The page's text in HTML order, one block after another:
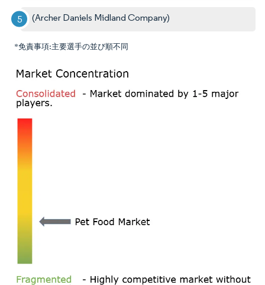
(Archer Daniels Midland Company)
*免責事項:主要選手の並び順不同